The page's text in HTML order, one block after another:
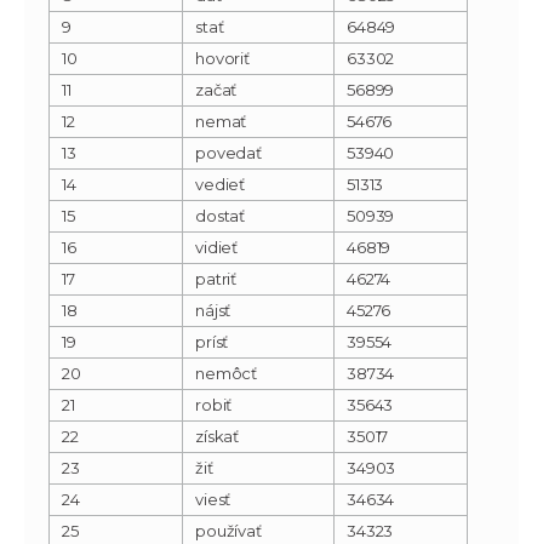
9
stať
64849
10
hovoriť
63302
11
začať
56899
12
nemať
54676
13
povedať
53940
14
vedieť
51313
15
dostať
50939
16
vidieť
46819
17
patriť
46274
18
nájsť
45276
19
prísť
39554
20
nemôcť
38734
21
robiť
35643
22
získať
35017
23
žiť
34903
24
viesť
34634
25
používať
34323